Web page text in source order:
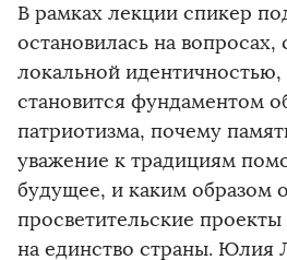
В рамках лекции спикер
остановилась на вопросах,
локальной идентичностью,
становится фундаментом
патриотизма, почему
уважение к традициям
будущее, и каким образом
просветительские
на единство страны. Юлия